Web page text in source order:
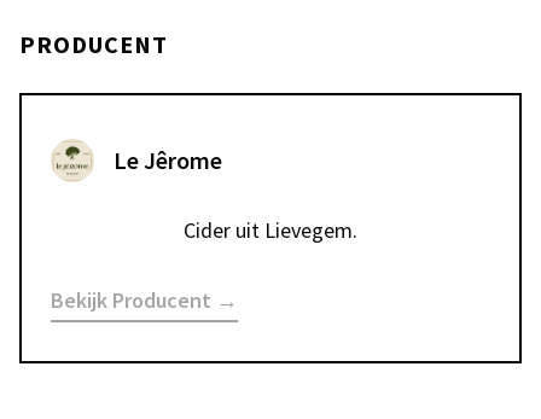
PRODUCENT
Le Jêrome
Cider uit Lievegem.
Bekijk Producent →